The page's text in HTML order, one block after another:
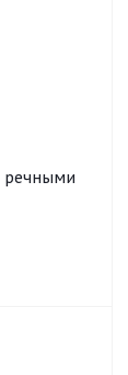
речными